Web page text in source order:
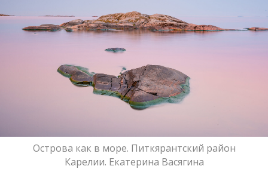
Острова как в море. Питкярантский район
Карелии. Екатерина Васягина